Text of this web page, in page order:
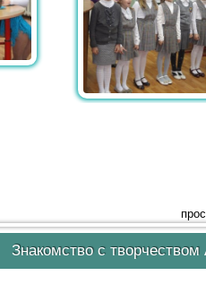
Знакомство с